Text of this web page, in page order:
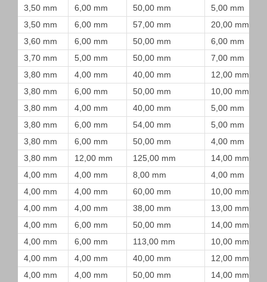
3,50 mm 6,00 mm 50,00 mm
5,00 mm
3,50 mm
6,00 mm 57,00 mm
20,00 mm
3,60 mm
6,00 mm 50,00 mm
6,00 mm
3,70 mm
5,00 mm 50,00 mm
7,00 mm
3,80 mm
4,00 mm 40,00 mm
12,00 mm
3,80 mm
6,00 mm 50,00 mm
10,00 mm
3,80 mm
4,00 mm 40,00 mm
5,00 mm
3,80 mm
6,00 mm 54,00 mm
5,00 mm
3,80 mm
6,00 mm 50,00 mm
4,00 mm
3,80 mm
12,00 mm 125,00 mm
14,00 mm
4,00 mm
4,00 mm 8,00 mm
4,00 mm
4,00 mm
4,00 mm 60,00 mm
10,00 mm
4,00 mm
4,00 mm 38,00 mm
13,00 mm
4,00 mm
6,00 mm 50,00 mm
14,00 mm
4,00 mm
6,00 mm 113,00 mm
10,00 mm
4,00 mm
4,00 mm 40,00 mm
12,00 mm
4,00 mm
4,00 mm 50,00 mm
14,00 mm